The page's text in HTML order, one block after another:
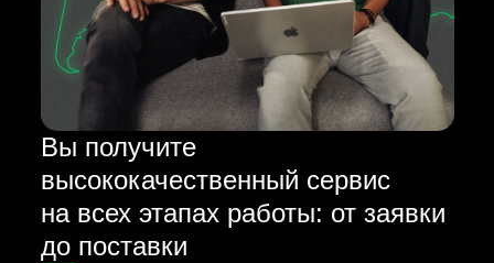
Вы получите
высококачественный сервис
на всех этапах работы: от заявки
до поставки